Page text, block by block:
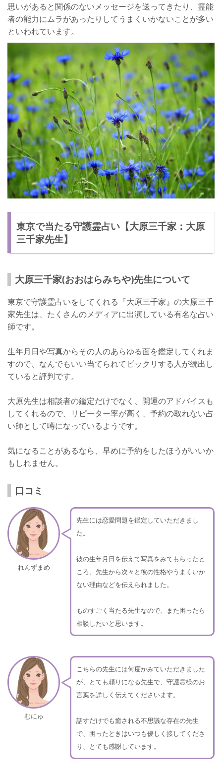
思いがあると関係のないメッセージを送ってきたり、霊能
者の能力にムラがあったりしてうまくいかないことが多い
といわれています。
東京で当たる守護霊占い【大原三千家：大原
三千家先生】
大原三千家(おおはらみちや)先生について
東京で守護霊占いをしてくれる『大原三千家』の大原三千
家先生は、たくさんのメディアに出演している有名な占い
師です。
生年月日や写真からその人のあらゆる面を鑑定してくれま
すので、なんでもいい当てられてビックリする人が続出し
ていると評判です。
大原先生は相談者の鑑定だけでなく、開運のアドバイスも
してくれるので、リピーター率が高く、予約の取れない占
い師として噂になっているようです。
気になることがあるなら、早めに予約をしたほうがいいか
もしれません。
口コミ
れんずまめ
先生には恋愛問題を鑑定していただきまし
た。
彼の生年月日を伝えて写真をみてもらったと
ころ、先生から次々と彼の性格やうまくいか
ない理由などを伝えられました。
ものすごく当たる先生なので、また困ったら
相談したいと思います。
むにゅ
こちらの先生には何度かみていただきました
が、とても頼りになる先生で、守護霊様のお
言葉を詳しく伝えてくださいます。
話すだけでも癒される不思議な存在の先生
で、困ったときはいつも優しく接してくださ
り、とても感謝しています。